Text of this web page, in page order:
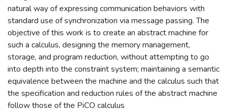
natural way of expressing communication behaviors with
standard use of synchronization via message passing. The
objective of this work is to create an abstract machine for
such a calculus, designing the memory management,
storage, and program reduction, without attempting to go
into depth into the constraint system; maintaining a semantic
equivalence between the machine and the calculus such that
the specification and reduction rules of the abstract machine
follow those of the PiCO calculus